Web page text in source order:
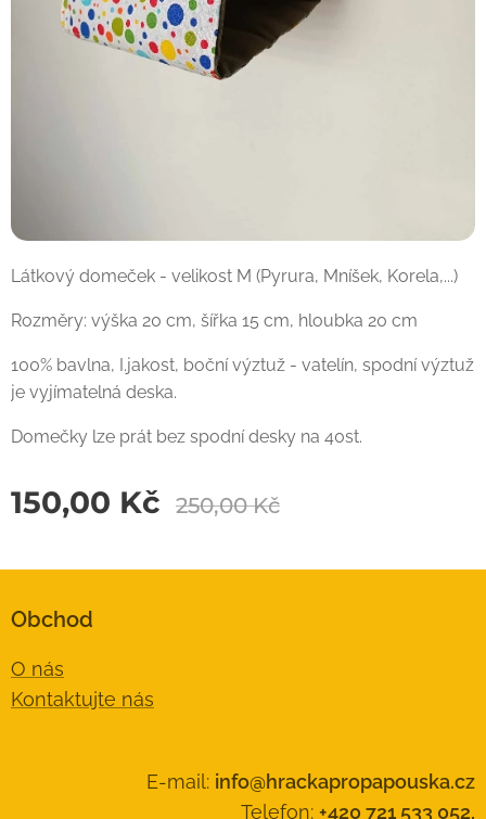
Látkový domeček - velikost M (Pyrura, Mníšek, Korela,...)
Rozměry: výška 20 cm, šířka 15 cm, hloubka 20 cm
100% bavlna, I.jakost, boční výztuž - vatelín, spodní výztuž
je vyjímatelná deska.
Domečky lze prát bez spodní desky na 40st.
150,00 Kč 250,00Kč
Obchod
O nás
Kontaktujte nás
E-mail: info@hrackapropapouska.cz
Telefon: +420 721 533 052,